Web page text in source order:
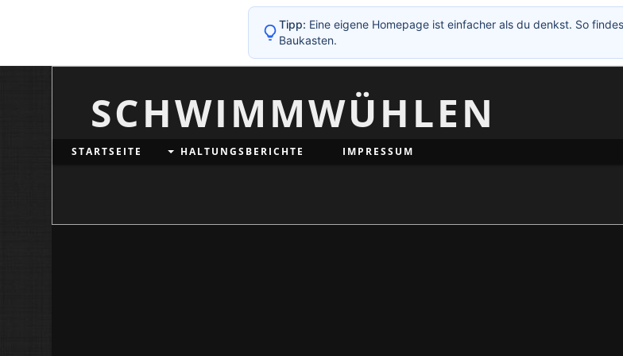
SCHWIMMWÜHLEN
STARTSEITE HALTUNGSBERICHTE IMPRESSUM
Tipp: Eine eigene Homepage ist einfacher als du denkst. So
Baukasten.